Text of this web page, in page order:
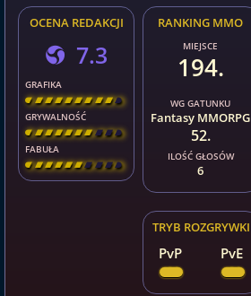
TRYB ROZGRYWKI
PvP PvE
RANKING MMO
MIEJSCE
194.
WG GATUNKU
Fantasy MMORPG
52.
ILOŚĆ GŁOSÓW
6
OCENA REDAKCJI
7.3
GRAFIKA
[ \ \ \ \ \ \ \ \ ]
GRYWALNOŚĆ
[ \ \ \ \ \ \ \ \ ]
FABUŁA
[ \ \ \ \ \ \ \ \ ]